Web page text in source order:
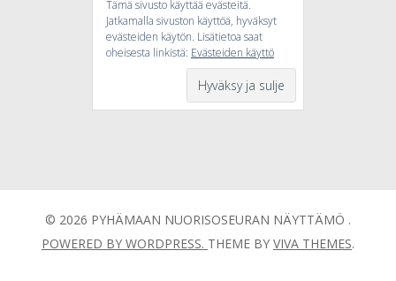
Tämä sivusto käyttää evästeitä.
Jatkamalla sivuston käyttöä, hyväksyt
evästeiden käytön. Lisätietoa saat
oheisesta linkistä: Evästeiden käyttö
© 2026 PYHÄMAAN NUORISOSEURAN NÄYTTÄMÖ .
POWERED BY WORDPRESS. THEME BY VIVA THEMES.